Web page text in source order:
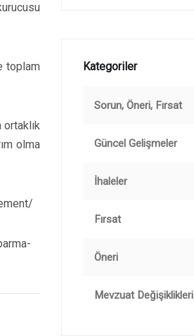
toplam
ortaklık
olma
Kategoriler
Sorun, Öneri, Fırsat
Güncel Gelişmeler
İhaleler
Fırsat
Öneri
Mevzuat Değişiklikleri